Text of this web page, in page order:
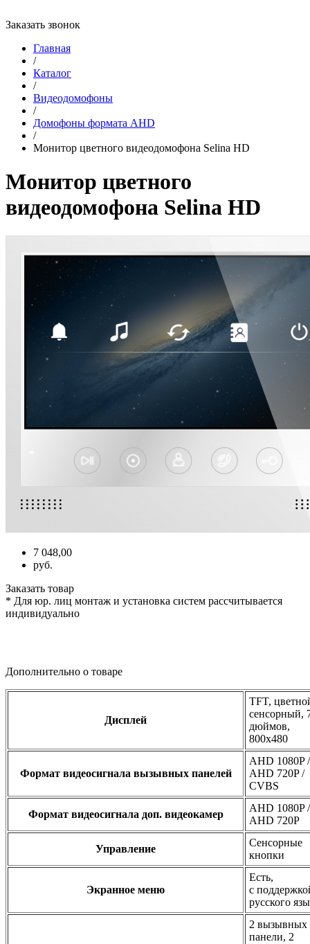
Заказать звонок
Главная
/
Каталог
/
Видеодомофоны
/
Домофоны формата AHD
/
Монитор цветного видеодомофона Selina HD
Монитор цветного
видеодомофона Selina HD
7 048,00
руб.
Заказать товар
* Для юр. лиц монтаж и установка систем рассчитывается
индивидуально
Дополнительно о товаре
Дисплей
TFT,
сенсорный,
дюймов,
800x480
Формат видеосигнала вызывных панелей
AHD 1080P /
AHD 720P /
CVBS
Формат видеосигнала доп. видеокамер
AHD 1080P /
AHD 720P
Управление
Сенсорные
кнопки
Экранное меню
Есть,
с
русского
2 вызывных
панели, 2